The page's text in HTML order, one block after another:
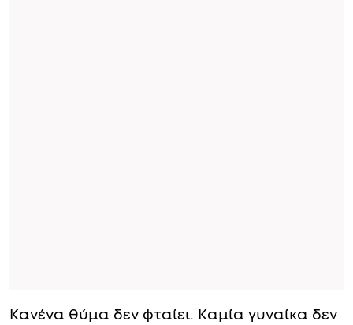
Κανένα θύμα δεν φταίει. Καμία γυναίκα δεν